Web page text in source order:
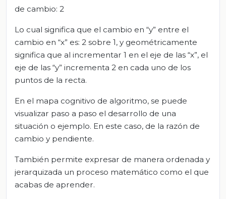
de cambio: 2
Lo cual significa que el cambio en “y” entre el
cambio en “x” es: 2 sobre 1, y geométricamente
significa que al incrementar 1 en el eje de las “x”, el
eje de las “y” incrementa 2 en cada uno de los
puntos de la recta.
En el mapa cognitivo de algoritmo, se puede
visualizar paso a paso el desarrollo de una
situación o ejemplo. En este caso, de la razón de
cambio y pendiente.
También permite expresar de manera ordenada y
jerarquizada un proceso matemático como el que
acabas de aprender.